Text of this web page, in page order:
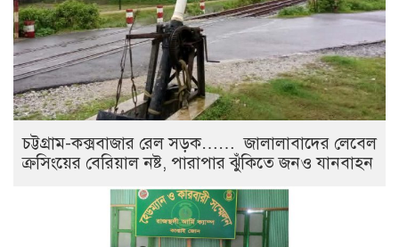
চট্টগ্রাম-কক্সবাজার রেল সড়ক…… জালালাবাদের লেবেল
ক্রসিংয়ের বেরিয়াল নষ্ট, পারাপার ঝুঁকিতে জনও যানবাহন